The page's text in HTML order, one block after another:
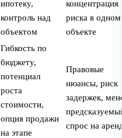
ипотеку,
контроль над
объектом
концентрация
риска в одном
объекте
Гибкость по
бюджету,
потенциал
роста
стоимости,
опция продажи
на этапе
Правовые
нюансы, риск
задержек,
спрос на